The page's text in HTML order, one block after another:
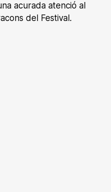
acurada atenció al
del Festival.